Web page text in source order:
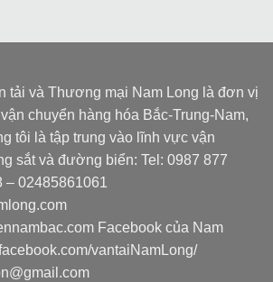
tải và Thương mại Nam Long là đơn vị
chuyển hàng hóa Bắc-Trung-Nam,
tôi là tập trung vào lĩnh vực vận
sắt và đường biển: Tel: 0987 877
– 02485861061
Facebook của Nam
vantaiNamLong/